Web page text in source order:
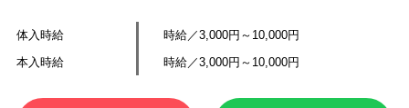
体入時給
時給／3,000円～10,000円
本入時給
時給／3,000円～10,000円